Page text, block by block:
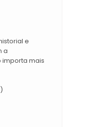
e
a
importa mais